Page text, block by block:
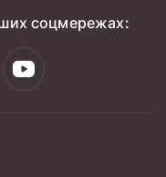
соцмережах: